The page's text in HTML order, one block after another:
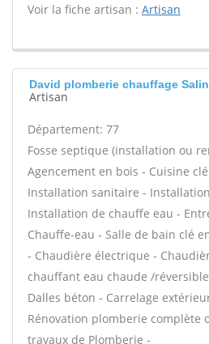
Voir la fiche artisan : Artisan
David plomberie chauffage
Artisan
Département: 77
Fosse septique (installation ou
Agencement en bois - Cuisine
Installation sanitaire -
Installation de chauffe eau -
Chauffe-eau - Salle de bain clé
- Chaudière électrique -
chauffant eau chaude /
Dalles béton - Carrelage
Rénovation plomberie complète
travaux de Plomberie -